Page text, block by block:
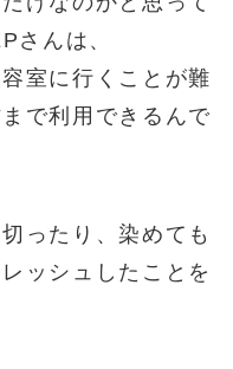
さんは、
室に行くことが難
で利用できるんで
ったり、染めても
ッシュしたことを